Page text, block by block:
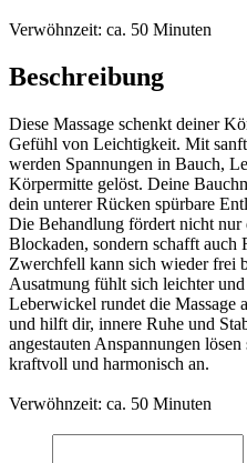
Verwöhnzeit: ca. 50 Minuten
Beschreibung
Diese Massage schenkt deiner
Gefühl von Leichtigkeit. Mit
werden Spannungen in Bauch,
Körpermitte gelöst. Deine
dein unterer Rücken spürbare
Die Behandlung fördert nicht
Blockaden, sondern schafft
Zwerchfell kann sich wieder frei
Ausatmung fühlt sich leichter
Leberwickel rundet die Massage
und hilft dir, innere Ruhe und
angestauten Anspannungen
kraftvoll und harmonisch an.
Verwöhnzeit: ca. 50 Minuten